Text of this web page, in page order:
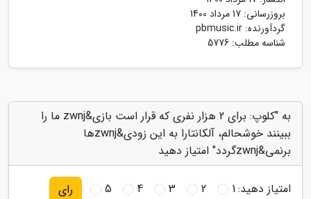
بروزرسانی: 17 مرداد 1400
گردآورنده: pbmusic.ir
شناسه مطلب: 5776
به "کلوپ: برای 2 هزار نفری که قرار است بازی&zwnj ما را
ببینند خوشحالم، آلکانتارا به این زودی&zwnjها
برنمی&zwnjگردد" امتیاز دهید
امتیاز دهید:1
2
3
4
5 رای